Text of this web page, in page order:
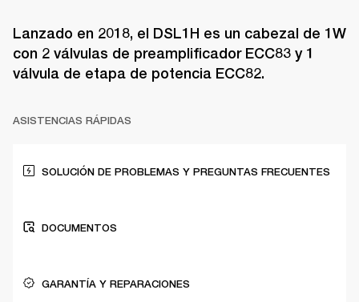
Lanzado en 2018, el DSL1H es un cabezal de 1W
con 2 válvulas de preamplificador ECC83 y 1
válvula de etapa de potencia ECC82.
ASISTENCIAS RÁPIDAS
SOLUCIÓN DE PROBLEMAS Y PREGUNTAS FRECUENTES
DOCUMENTOS
GARANTÍA Y REPARACIONES